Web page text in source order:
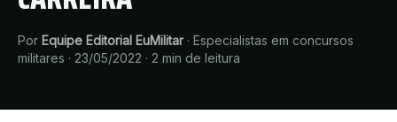
Por Equipe Editorial EuMilitar· Especialistas em concursos
militares · 23/05/2022 · 2 min de leitura